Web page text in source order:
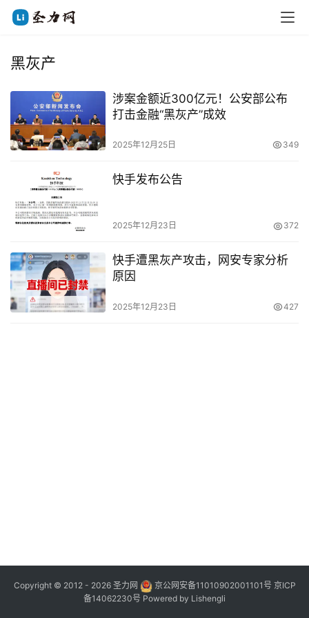
黑灰产
涉案金额近300亿元！公安部公布
打击金融“黑灰产”成效
2025年12月25日 349
快手发布公告
2025年12月23日 372
快手遭黑灰产攻击，网安专家分析
原因
2025年12月23日 427
Copyright © 2012 - 2026 圣力网 京公网安备11010902001101号 京ICP
备14062230号 Powered by Lishengli